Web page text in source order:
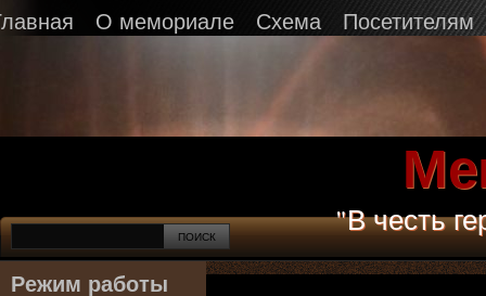
О мемориале Схема Посетителям
"В честь
Режим работы